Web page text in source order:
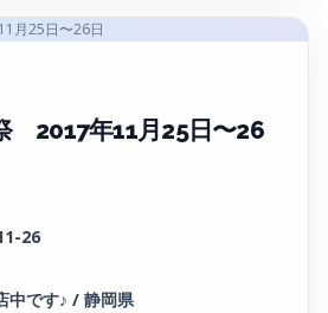
2017年11月25日〜26
26
中です♪ / 静岡県